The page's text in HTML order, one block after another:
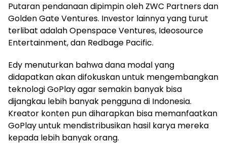
Putaran pendanaan dipimpin oleh ZWC Partners dan
Golden Gate Ventures. Investor lainnya yang turut
terlibat adalah Openspace Ventures, Ideosource
Entertainment, dan Redbage Pacific.
Edy menuturkan bahwa dana modal yang
didapatkan akan difokuskan untuk mengembangkan
teknologi GoPlay agar semakin banyak bisa
dijangkau lebih banyak pengguna di Indonesia.
Kreator konten pun diharapkan bisa memanfaatkan
GoPlay untuk mendistribusikan hasil karya mereka
kepada lebih banyak orang.